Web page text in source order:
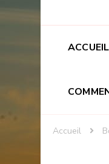
ACCUEIL
Accueil